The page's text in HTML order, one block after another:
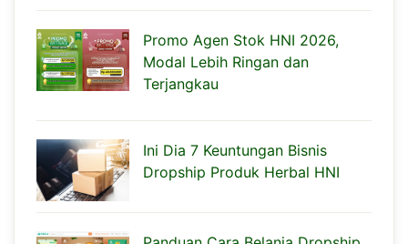
Promo Agen Stok HNI 2026,
Modal Lebih Ringan dan
Terjangkau
Ini Dia 7 Keuntungan Bisnis
Dropship Produk Herbal HNI